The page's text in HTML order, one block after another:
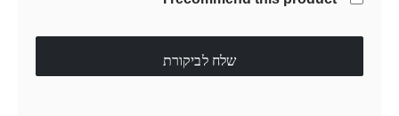
שלח לביקורת